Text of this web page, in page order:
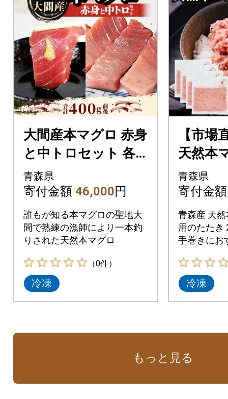
大間産本マグロ 赤身
と中トロセット 各2
00g前後(合計400g
前後)
青森県
寄付金額 46,000円
誰もが知る本マグロの聖地大
間で熟練の漁師により一本釣
りされた天然本マグロ
（0件）
冷凍
【市場
天然本
き ねぎ
青森県
寄付金
青森産 天
用のたたき
手巻きにお
冷凍
もっと見る